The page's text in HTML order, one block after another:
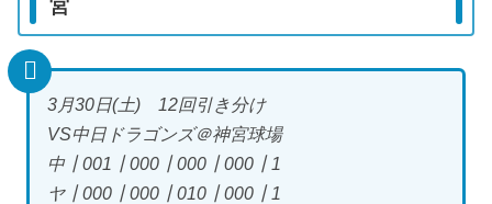
宮
3月30日(土) 12回引き分け
VS中日ドラゴンズ＠神宮球場
中┃001┃000┃000┃000┃1
ヤ┃000┃000┃010┃000┃1